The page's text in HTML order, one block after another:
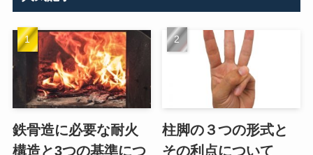
鉄骨造に必要な耐火
構造と3つの基準につ
柱脚の３つの形式と
その利点について